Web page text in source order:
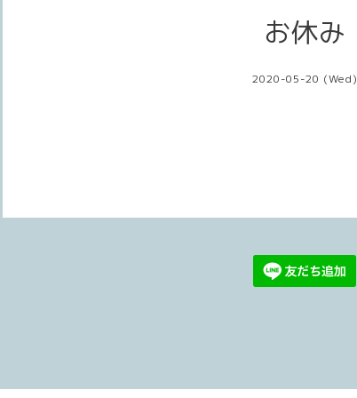
お休み
2020-05-20 (Wed)